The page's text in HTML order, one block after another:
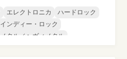
エレクトロニカ
ハードロック
インディー・ロック
メタル／ヘヴィメタル